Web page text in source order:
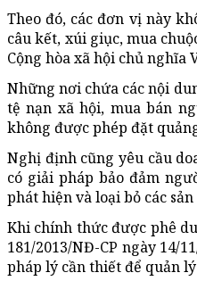
Theo đó, các đơn vị này
câu kết, xúi giục, mua
Cộng hòa xã hội chủ nghĩa
Những nơi chứa các nội
tệ nạn xã hội, mua bán
không được phép đặt
Nghị định cũng yêu cầu
có giải pháp bảo đảm
phát hiện và loại bỏ các
Khi chính thức được phê
181/2013/NĐ-CP ngày 14/
pháp lý cần thiết để quản